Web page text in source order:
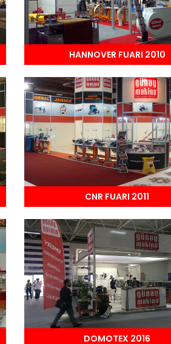
HANNOVER FUARI 2010
CNR FUARI 2011
DOMOTEX 2016